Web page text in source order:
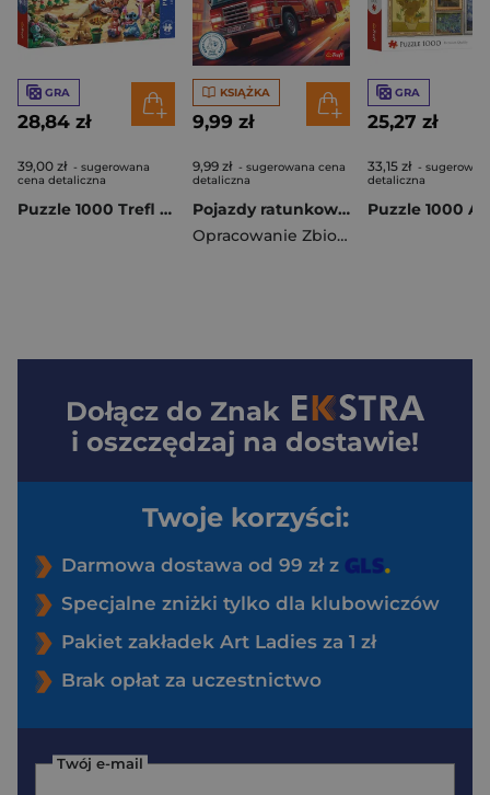
GRA
28,84 zł
39,00 zł - sugerowana
cena detaliczna
Puzzle 1000 Trefl Premium Plus Lilo & Stitch Impreza na plaży 10918
KSIĄŻKA
9,99 zł
9,99 zł - sugerowana cena
detaliczna
Pojazdy ratunkowe. Kolorowanka z naklejkami
Opracowanie Zbiorowe
GRA
25,27 zł
33,15 zł -
detaliczna
Dołącz do Znak
i oszczędzaj na dostawie!
Twoje korzyści:
Darmowa dostawa od 99 zł z
Specjalne zniżki tylko dla klubowiczów
Pakiet zakładek Art Ladies za 1 zł
Brak opłat za uczestnictwo
Twój e-mail